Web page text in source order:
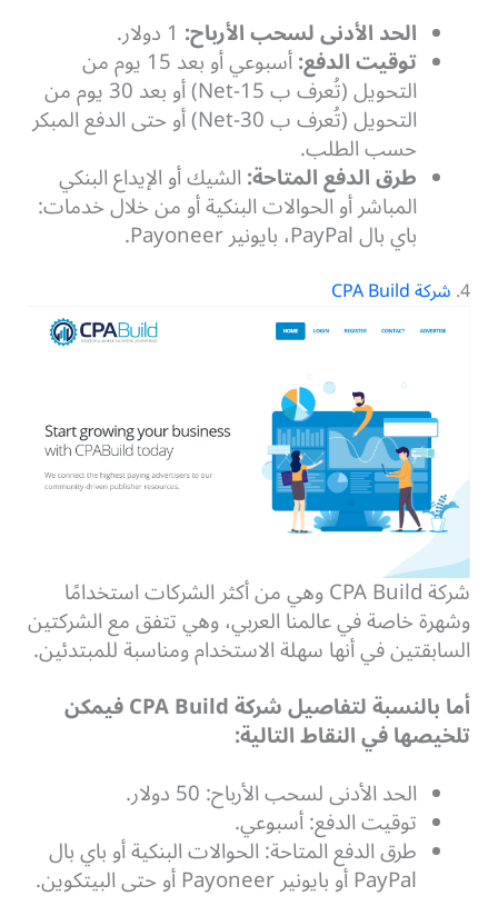
الحد الأدنى لسحب الأرباح:
توقيت الدفع: أسبوعي أو بعد 15 يوم من
التحويل (تُعرف ب Net-15) أو بعد 30 يوم من
التحويل (تُعرف ب Net-30) أو حتى الدفع المبكر
حسب الطلب.
طرق الدفع المتاحة:الشيك أو الإيداع البنكي
المباشر أو الحوالات البنكية أو من خلال خدمات:
باي بال PayPal، بايونير Payoneer.
4. شركة CPA Build
شركة CPA Build وهي من أكثر الشركات استخدامًا
وشهرة خاصة في عالمنا العربي، وهي تتفق مع الشركتين
السابقتين في أنها سهلة الاستخدام ومناسبة للمبتدئين.
أما بالنسبة لتفاصيل شركة CPA Build فيمكن
تلخيصها في النقاط التالية:
الحد الأدنى لسحب الأرباح: 50 دولار.
توقيت الدفع: أسبوعي.
طرق الدفع المتاحة: الحوالات البنكية أو باي بال
PayPal أو بايونير Payoneer أو حتى البيتكوين.